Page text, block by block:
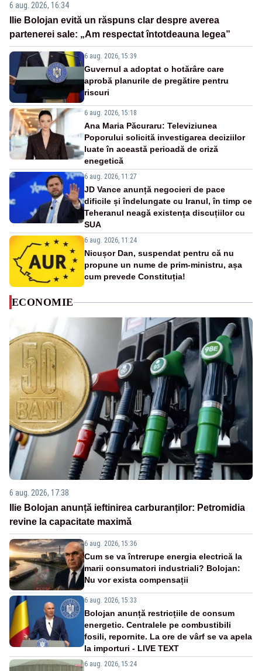
6 aug. 2026, 16:34
Ilie Bolojan evită un răspuns clar despre averea
partenerei sale: „Am respectat întotdeauna legea”
6 aug. 2026, 15:39
Guvernul a adoptat o hotărâre care
aprobă planurile de pregătire pentru
riscuri
6 aug. 2026, 15:18
Ana Maria Păcuraru: Televiziunea
Poporului solicită investigarea deciziilor
luate în această perioadă de criză
enegetică
6 aug. 2026, 11:27
JD Vance anunță negocieri de pace
dificile și îndelungate cu Iranul, în timp ce
Teheranul neagă existența discuțiilor cu
SUA
6 aug. 2026, 11:24
Nicușor Dan, suspendat pentru că nu
propune un nume de prim-ministru, așa
cum prevede Constituția!
ECONOMIE
6 aug. 2026, 17:38
Ilie Bolojan anunță ieftinirea carburanților: Petromidia
revine la capacitate maximă
6 aug. 2026, 15:36
Cum se va întrerupe energia electrică la
marii consumatori industriali? Bolojan:
Nu vor exista compensații
6 aug. 2026, 15:33
Bolojan anunță restricțiile de consum
energetic. Centralele pe combustibili
fosili, repornite. La ore de vârf se va apela
la importuri - LIVE TEXT
6 aug. 2026, 15:24